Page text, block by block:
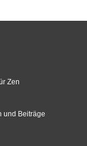
Zen
und Beiträge